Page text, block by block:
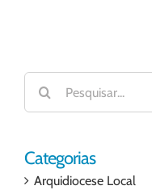
Buscar
resultados
para:
Categorias
Arquidiocese Local